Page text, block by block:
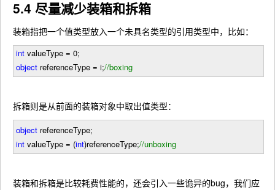
5.4 尽量减少装箱和拆箱
装箱指把一个值类型放入一个未具名类型的引用类型中，比如：
int valueType = 0;
object referenceType = i;//boxing
拆箱则是从前面的装箱对象中取出值类型：
object referenceType;
int valueType = (int)referenceType;//unboxing
装箱和拆箱是比较耗费性能的，还会引入一些诡异的bug，我们应